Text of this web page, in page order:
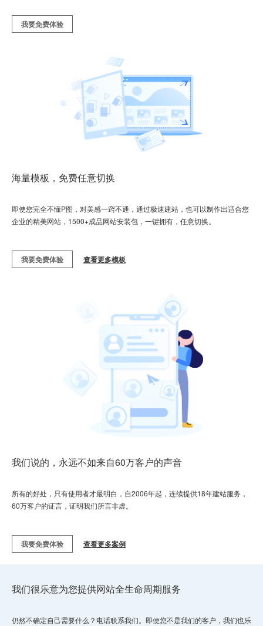
我要免费体验
海量模板，免费任意切换
即使您完全不懂P图，对美感一窍不通，通过极速建站，也可以制作出适合您
企业的精美网站，1500+成品网站安装包，一键拥有，任意切换。
我要免费体验 查看更多模板
我们说的，永远不如来自60万客户的声音
所有的好处，只有使用者才最明白，自2006年起，连续提供18年建站服务，
60万客户的证言，证明我们所言非虚。
我要免费体验 查看更多案例
我们很乐意为您提供网站全生命周期服务
仍然不确定自己需要什么？电话联系我们。即便您不是我们的客户，我们也乐